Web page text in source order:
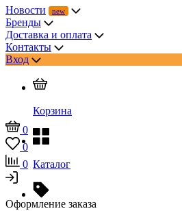
Новости
Бренды
Доставка и оплата
Контакты
Вход
Корзина
Каталог
0
0
0
Оформление заказа